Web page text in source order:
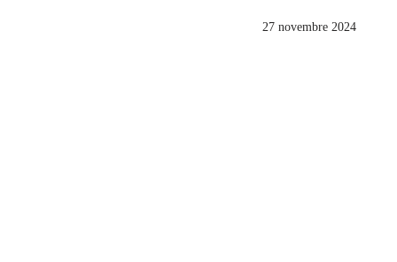
27 novembre 2024